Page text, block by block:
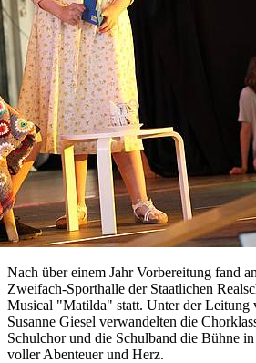
Nach über einem Jahr Vorbereitung fand
Zweifach-Sporthalle der Staatlichen
Musical "Matilda" statt. Unter der Leitung
Susanne Giesel verwandelten die
Schulchor und die Schulband die Bühne
voller Abenteuer und Herz.